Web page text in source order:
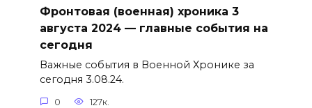
Фронтовая (военная) хроника 3
августа 2024 — главные события на
сегодня
Важные события в Военной Хронике за
сегодня 3.08.24.
0 127к.